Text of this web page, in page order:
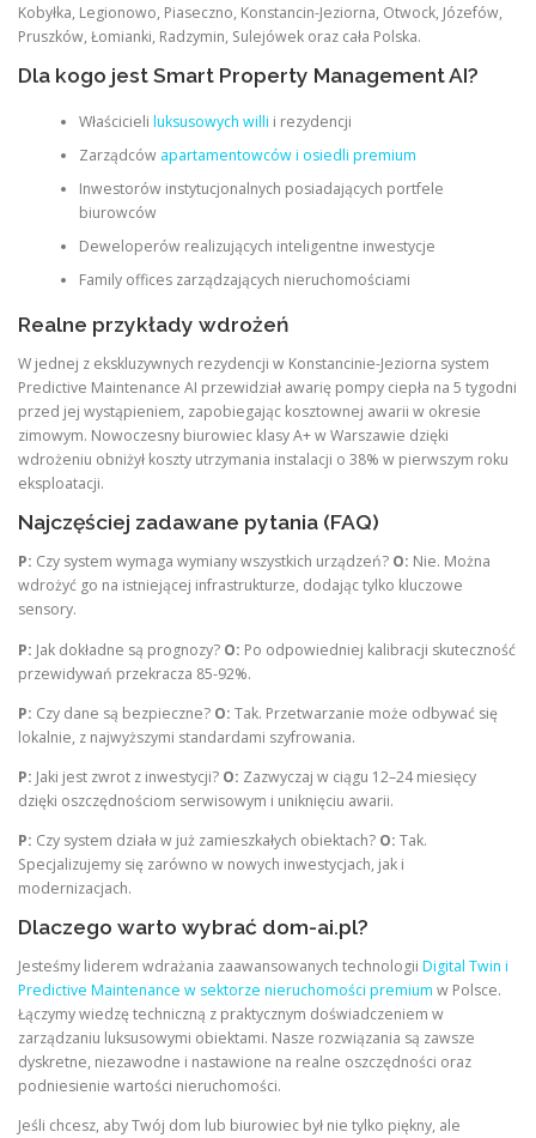
Kobyłka, Legionowo, Piaseczno, Konstancin-Jeziorna, Otwock, Józefów,
Pruszków, Łomianki, Radzymin, Sulejówek oraz cała Polska.
Dla kogo jest Smart Property Management AI?
Właścicieli luksusowych willi i rezydencji
Zarządców apartamentowców i osiedli premium
Inwestorów instytucjonalnych posiadających portfele
biurowców
Deweloperów realizujących inteligentne inwestycje
Family offices zarządzających nieruchomościami
Realne przykłady wdrożeń
W jednej z ekskluzywnych rezydencji w Konstancinie-Jeziorna system
Predictive Maintenance AI przewidział awarię pompy ciepła na 5 tygodni
przed jej wystąpieniem, zapobiegając kosztownej awarii w okresie
zimowym. Nowoczesny biurowiec klasy A+ w Warszawie dzięki
wdrożeniu obniżył koszty utrzymania instalacji o 38% w pierwszym roku
eksploatacji.
Najczęściej zadawane pytania (FAQ)
P: Czy system wymaga wymiany wszystkich urządzeń? O: Nie. Można
wdrożyć go na istniejącej infrastrukturze, dodając tylko kluczowe
sensory.
P: Jak dokładne są prognozy? O: Po odpowiedniej kalibracji skuteczność
przewidywań przekracza 85-92%.
P: Czy dane są bezpieczne? O: Tak. Przetwarzanie może odbywać się
lokalnie, z najwyższymi standardami szyfrowania.
P: Jaki jest zwrot z inwestycji? O: Zazwyczaj w ciągu 12–24 miesięcy
dzięki oszczędnościom serwisowym i uniknięciu awarii.
P: Czy system działa w już zamieszkałych obiektach? O: Tak.
Specjalizujemy się zarówno w nowych inwestycjach, jak i
modernizacjach.
Dlaczego warto wybrać dom-ai.pl?
Jesteśmy liderem wdrażania zaawansowanych technologii Digital Twin i
Predictive Maintenance w sektorze nieruchomości premium w Polsce.
Łączymy wiedzę techniczną z praktycznym doświadczeniem w
zarządzaniu luksusowymi obiektami. Nasze rozwiązania są zawsze
dyskretne, niezawodne i nastawione na realne oszczędności oraz
podniesienie wartości nieruchomości.
Jeśli chcesz, aby Twój dom lub biurowiec był nie tylko piękny, ale